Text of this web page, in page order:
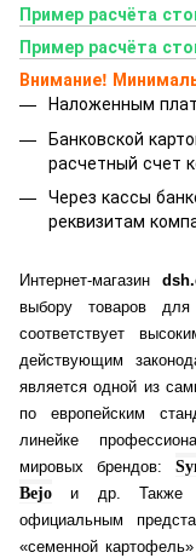
Пример расчёта
Пример расчёта
Внимание!
Наложенным
Банковской
расчетный счет
Через кассы
реквизитам
Интернет-магазин
выбору товаров для
соответствует
действующим
является одной из
по европейским
линейке
мировых брендов:
Bejo и др. Также
официальным
«семенной